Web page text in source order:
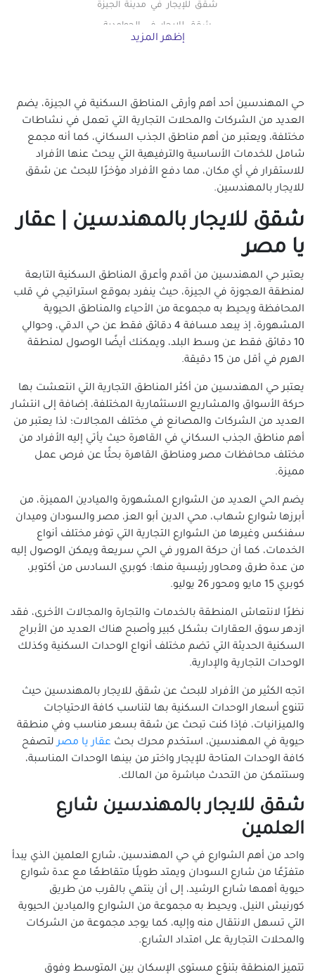
شقق للإيجار في مدينة الجيزة
شقق للإيجار في الحوامدية
شقق للايجار في الخمائل
شقق للإيجار في الطالبيه
شقق للإيجار في العجوزة
شقق للإيجار في العمرانية
شقق للإيجار في اللبيني
شقق للإيجار في الهرم
شقق للايجار في الوراق
شقق للإيجار في بشتيل
شقق للإيجار في بولاق الدكرور
شقق للإيجار في بيفرلي هيلز
شقق للإيجار في حدائق أكتوبر
شقق للإيجار في حدائق الاهرام
شقق للإيجار في دجلة بالمز
شقق للإيجار في فيصل
شقق للإيجار في كرداسة
شقق للإيجار في أوسيم
إظهر المزيد
حي المهندسين أحد أهم وأرقى المناطق السكنية في الجيزة، يضم
العديد من الشركات والمحلات التجارية التي تعمل في نشاطات
مختلفة، ويعتبر من أهم مناطق الجذب السكاني، كما أنه مجمع
شامل للخدمات الأساسية والترفيهية التي يبحث عنها الأفراد
للاستقرار في أي مكان، مما دفع الأفراد مؤخرًا للبحث عن شقق
للايجار بالمهندسين.
شقق للايجار بالمهندسين | عقار
يا مصر
يعتبر حي المهندسين من أقدم وأعرق المناطق السكنية التابعة
لمنطقة العجوزة في الجيزة، حيث ينفرد بموقع استراتيجي في قلب
المحافظة ويحيط به مجموعة من الأحياء والمناطق الحيوية
المشهورة، إذ يبعد مسافة 4 دقائق فقط عن حي الدقي، وحوالي
10 دقائق فقط عن وسط البلد، ويمكنك أيضًا الوصول لمنطقة
الهرم في أقل من 15 دقيقة.
يعتبر حي المهندسين من أكثر المناطق التجارية التي انتعشت بها
حركة الأسواق والمشاريع الاستثمارية المختلفة، إضافة إلى انتشار
العديد من الشركات والمصانع في مختلف المجالات؛ لذا يعتبر من
أهم مناطق الجذب السكاني في القاهرة حيث يأتي إليه الأفراد من
مختلف محافظات مصر ومناطق القاهرة بحثًا عن فرص عمل
مميزة.
يضم الحي العديد من الشوارع المشهورة والميادين المميزة، من
أبرزها شوارع شهاب، محي الدين أبو العز، مصر والسودان وميدان
سفنكس وغيرها من الشوارع التجارية التي توفر مختلف أنواع
الخدمات، كما أن حركة المرور في الحي سريعة ويمكن الوصول إليه
من عدة طرق ومحاور رئيسية منها: كوبري السادس من أكتوبر،
كوبري 15 مايو ومحور 26 يوليو.
نظرًا لانتعاش المنطقة بالخدمات والتجارة والمجالات الأخرى، فقد
ازدهر سوق العقارات بشكل كبير وأصبح هناك العديد من الأبراج
السكنية الحديثة التي تضم مختلف أنواع الوحدات السكنية وكذلك
الوحدات التجارية والإدارية.
اتجه الكثير من الأفراد للبحث عن شقق للايجار بالمهندسين حيث
تتنوع أسعار الوحدات السكنية بها لتناسب كافة الاحتياجات
والميزانيات، فإذا كنت تبحث عن شقة بسعر مناسب وفي منطقة
حيوية في المهندسين، استخدم محرك بحث عقار يا مصرلتصفح
كافة الوحدات المتاحة للإيجار واختر من بينها الوحدات المناسبة،
وستتمكن من التحدث مباشرة من المالك.
شقق للايجار بالمهندسين شارع
العلمين
واحد من أهم الشوارع في حي المهندسين، شارع العلمين الذي يبدأ
متفرّعًا من شارع السودان ويمتد طويلًا متقاطعًا مع عدة شوارع
حيوية أهمها شارع الرشيد، إلى أن ينتهي بالقرب من طريق
كورنيش النيل، ويحيط به مجموعة من الشوارع والميادين الحيوية
التي تسهل الانتقال منه وإليه، كما يوجد مجموعة من الشركات
والمحلات التجارية على امتداد الشارع.
تتميز المنطقة بتنوّع مستوى الإسكان بين المتوسط وفوق